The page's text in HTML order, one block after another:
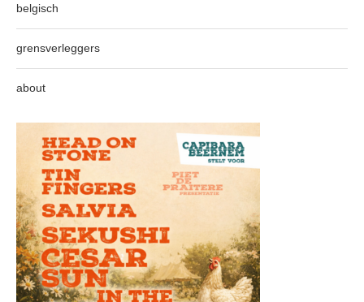
belgisch
grensverleggers
about